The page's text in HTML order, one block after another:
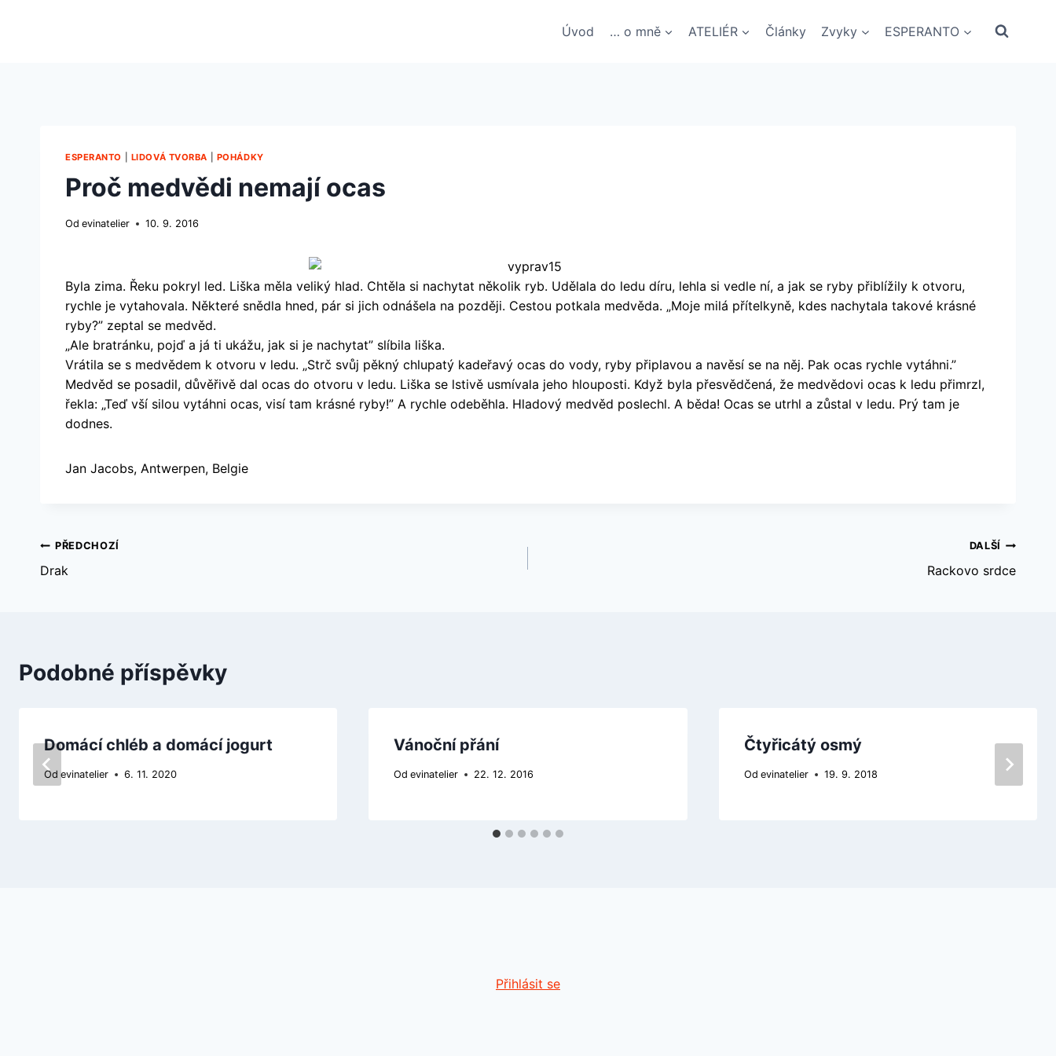
Úvod … o mně ATELIÉR Články Zvyky ESPERANTO
ESPERANTO LIDOVÁ TVORBA POHÁDKY
Proč medvědi nemají ocas
Od evinatelier 10. 9. 2016
Byla zima. Řeku pokryl led. Liška měla veliký hlad. Chtěla si nachytat několik ryb. Udělala do ledu díru, lehla si vedle ní, a jak se ryby přiblížily k otvoru,
rychle je vytahovala. Některé snědla hned, pár si jich odnášela na později. Cestou potkala medvěda. „Moje milá přítelkyně, kdes nachytala takové krásné
ryby?” zeptal se medvěd.
„Ale bratránku, pojď a já ti ukážu, jak si je nachytat” slíbila liška.
Vrátila se s medvědem k otvoru v ledu. „Strč svůj pěkný chlupatý kadeřavý ocas do vody, ryby připlavou a navěsí se na něj. Pak ocas rychle vytáhni.”
Medvěd se posadil, důvěřivě dal ocas do otvoru v ledu. Liška se lstivě usmívala jeho hlouposti. Když byla přesvědčená, že medvědovi ocas k ledu přimrzl,
řekla: „Teď vší silou vytáhni ocas, visí tam krásné ryby!” A rychle odeběhla. Hladový medvěd poslechl. A běda! Ocas se utrhl a zůstal v ledu. Prý tam je
dodnes.
Jan Jacobs, Antwerpen, Belgie
Navigace
pro
PŘEDCHOZÍ
Drak
DALŠÍ
Rackovo srdce
Podobné příspěvky
Domácí chléb a domácí jogurt
Od evinatelier 6. 11. 2020
Vánoční přání
Od evinatelier 22. 12. 2016
Čtyřicátý osmý
Od evinatelier 19. 9. 2018
Přihlásit se